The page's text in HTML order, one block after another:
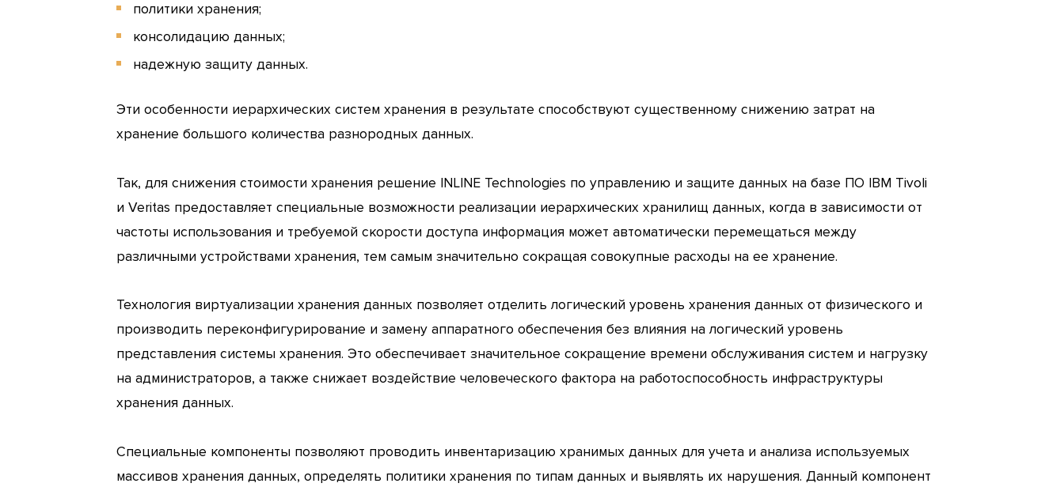
политики хранения;
консолидацию данных;
надежную защиту данных.
Эти особенности иерархических систем хранения в результате способствуют существенному снижению затрат на
хранение большого количества разнородных данных.
Так, для снижения стоимости хранения решение INLINE Technologies по управлению и защите данных на базе ПО IBM Tivoli
и Veritas предоставляет специальные возможности реализации иерархических хранилищ данных, когда в зависимости от
частоты использования и требуемой скорости доступа информация может автоматически перемещаться между
различными устройствами хранения, тем самым значительно сокращая совокупные расходы на ее хранение.
Технология виртуализации хранения данных позволяет отделить логический уровень хранения данных от физического и
производить переконфигурирование и замену аппаратного обеспечения без влияния на логический уровень
представления системы хранения. Это обеспечивает значительное сокращение времени обслуживания систем и нагрузку
на администраторов, а также снижает воздействие человеческого фактора на работоспособность инфраструктуры
хранения данных.
Специальные компоненты позволяют проводить инвентаризацию хранимых данных для учета и анализа используемых
массивов хранения данных, определять политики хранения по типам данных и выявлять их нарушения. Данный компонент